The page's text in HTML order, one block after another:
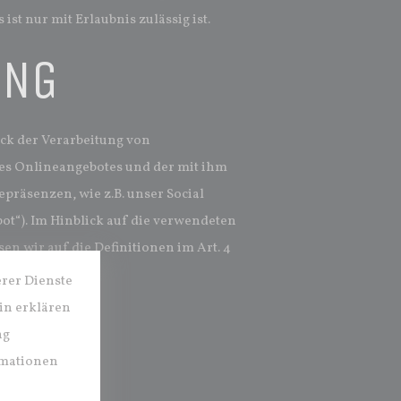
ist nur mit Erlaubnis zulässig ist.
der Verarbeitung von
Onlineangebotes und der mit ihm
wie z.B. unser Social
Im Hinblick auf die verwendeten
wir auf die Definitionen im Art. 4
Dienste
erklären